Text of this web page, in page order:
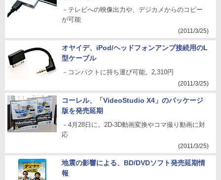
－テレビへの映像出力や、デジカメからのコピー
が可能
(2011/3/25)
オヤイデ、iPod/ヘッドフォンアンプ接続用のL
型ケーブル
－コンパクトに持ち運び可能。2,310円
(2011/3/25)
コーレル、「VideoStudio X4」のパッケージ
版を発売延期
－4月28日に。2D-3D動画変換やコマ撮り動画に対
応
(2011/3/25)
地震の影響による、BD/DVDソフト発売延期情
報